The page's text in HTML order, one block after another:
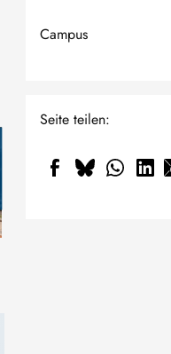
Campus
Seite teilen: